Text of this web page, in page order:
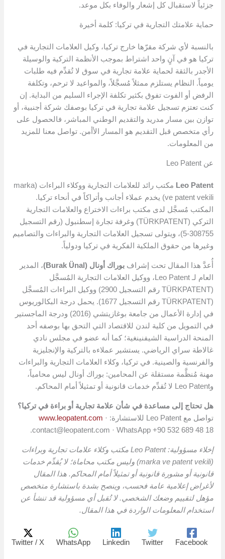
جزئياً لاستقبال كل إشعار والوفاء بكل موعد.
حماية علامتك التجارية في تركيا: كلمة أخيرة
بالنسبة لأي شركة مقرّها خارج تركيا، وكيل العلامات التجارية في
تركيا هو في آنٍ واحد اشتراط بموجب الأنظمة التركية والوسيلة
الأجدر بالثقة لحماية علامة تجارية في سوق لا تُقدِّم فيه طلبات
يومياً. النظام يستلزم ممثلاً مُسجَّلاً، والمواعيد لا ترحم، وتكلفة
الرفض أو الفوت تفوق بكثير تكلفة الإجراء السليم من البداية. إن
كنت تعتزم تسجيل علامة تجارية في تركيا بوصفك شركة أجنبية، أو
توازن بين مسار مدريد والتقديم الوطني المباشر، فالحصول على
رأي متخصص قبل التقديم هو المسار الأأمن. تواصل معنا للمزيد
من المعلومات.
عن Leo Patent
Leo Patent
مكتب رائد للعلامات التجارية ووكلاء البراءات (marka
ve patent vekili) يخدم عملاء أجانب وأتراكاً في أنحاء تركيا.
المكتب مُسجَّل لدى مكتب براءات الاختراع والعلامات التجارية
التركي (TÜRKPATENT) وغرفة تجارة إسطنبول (رقم التسجيل
308755-5)، ويتولى تسجيل العلامات التجارية والبراءات والتصاميم
وغيرها من حقوق الملكية الفكرية في تركيا ودولياً.
أُعدَّ هذا المقال تحت إشرافبوراك أونال (Burak Ünal)
، المدير
العام لـ Leo Patent، ووكيل العلامات التجارية المُسجَّل
(TÜRKPATENT رقم التسجيل 2900) ووكيل البراءات المُسجَّل
(TÜRKPATENT رقم التسجيل 1677). يحمل درجة البكالوريوس
في إدارة الأعمال من جامعة بوغازيتشي (2016) ودرجة الماجستير
في التمويل من كلية لندن للاقتصاد التي التحق بها بوصفه أحد
المنحة الدراسية الشيفنينغية؛ كما أنه عضو في مجلس نادي
غالاطة سراي الرياضي. يستشير عملاءه بالتركية والإنجليزية
والفرنسية والصينية. في تركيا، وكلاء العلامات التجارية والبراءات
مهنة مُنظَّمة مستقلة عن المحامين: بوراك أونال ليس محامياً،
وLeo Patent لا تُقدِّم خدمات قانونية أو تمثيلاً أمام المحاكم.
هل تحتاج إلى مساعدة في شأن علامة تجارية أو براءة في تركيا؟
تواصل مع Leo Patent للاستشارة:
www.leopatent.com ·
contact@leopatent.com · WhatsApp +90 532 689 48 18.
إخلاء مسؤولية: Leo Patent مكتب وكلاء علامات تجارية وبراءات
(marka ve patent vekili) وليس مكتب محاماة؛ لا يُقدِّم خدمات
قانونية أو مشورة قانونية أو تمثيلاً أمام المحاكم. هذا المقال
لأغراض إعلامية عامة فحسب، وينصح بشدة باستشارة متخصص
مؤهل لتقييم وضعك الشخصي. لا تُقبل أي مسؤولية قد تنشأ عن
استخدام المعلومات الواردة في هذا المقال.
Facebook
Twitter
Linkedin
WhatsApp
Twitter / X